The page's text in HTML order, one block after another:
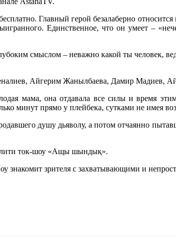
Главный герой безалаберно
Единственное, что он умеет –
смыслом – неважно какой ты человек,
Айгерим Жанылбаева, Дамир Мадиев,
мама, она отдавала все силы и время
минут прямо у плейбека, сутками не имея
душу дьяволу, а потом отчаянно
ток-шоу «Ащы шындық».
зрителя с захватывающими и